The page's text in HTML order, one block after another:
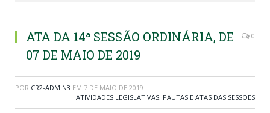
ATA DA 14ª SESSÃO ORDINÁRIA, DE
07 DE MAIO DE 2019
0
POR CR2-ADMIN3 EM 7 DE MAIO DE 2019
ATIVIDADES LEGISLATIVAS, PAUTAS E ATAS DAS SESSÕES